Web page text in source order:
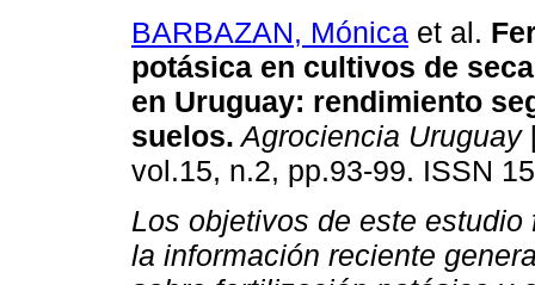
BARBAZAN, Mónica et al.
potásica en cultivos de
en Uruguay: rendimiento
suelos. Agrociencia Uruguay
vol.15, n.2, pp.93-99. ISSN
Los objetivos de este estudio
la información reciente